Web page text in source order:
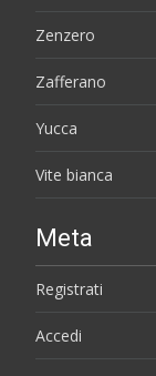
Zenzero
Zafferano
Yucca
Vite bianca
Meta
Registrati
Accedi